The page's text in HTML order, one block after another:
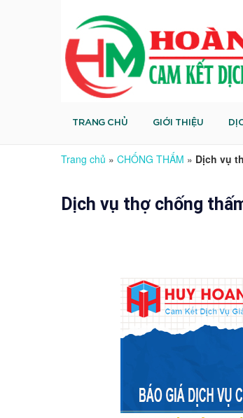
TRANG CHỦ GIỚI THIỆU
Trang chủ » CHỐNG THẤM » Dịch vụ
Dịch vụ thợ chống